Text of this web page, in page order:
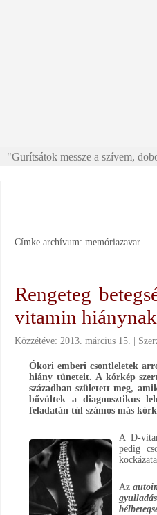
"Gurítsátok messze a szívem,
Címke archívum: memóriazavar
Rengeteg
vitamin hiánynak
Közzétéve: 2013. március 15.
Ókori emberi csontleletek
hiány tüneteit. A kórkép
században született meg,
bővültek a diagnosztikus
feladatán túl számos más
A D-
pedig
Az